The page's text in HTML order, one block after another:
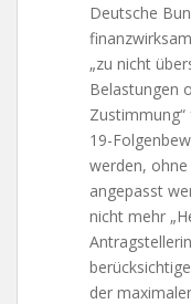
Deutsche
„zu nicht
Belastungen
19-
werden,
angepasst
nicht mehr
der